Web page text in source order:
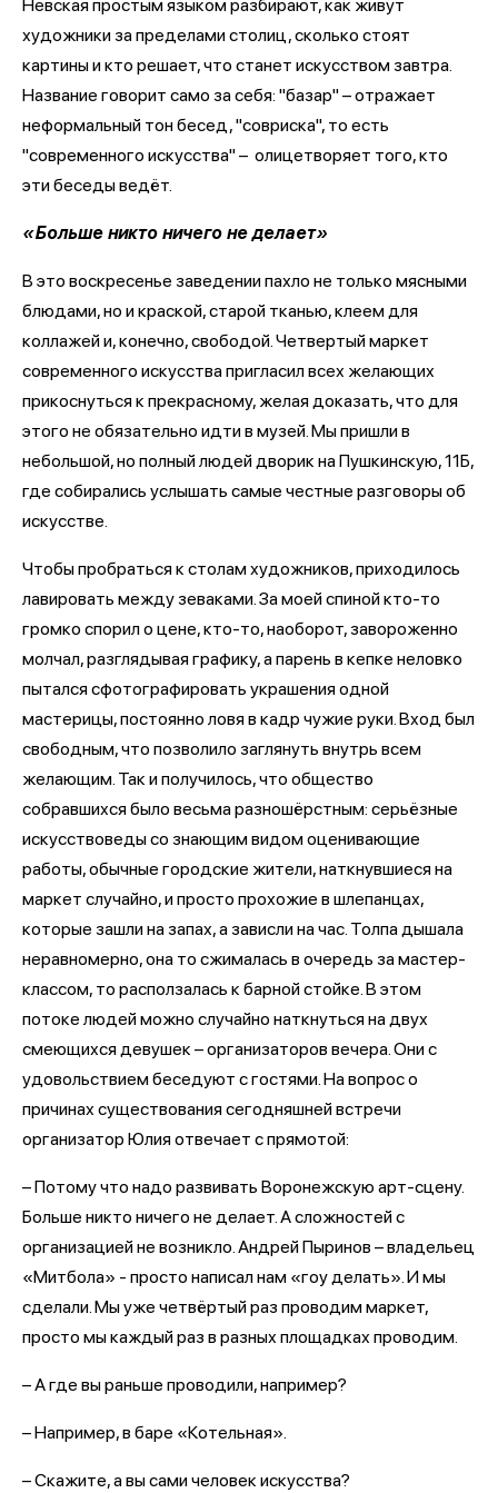
Невская простым языком разбирают, как живут
художники за пределами столиц, сколько стоят
картины и кто решает, что станет искусством завтра.
Название говорит само за себя: "базар" – отражает
неформальный тон бесед, "совриска", то есть
"современного искусства" – олицетворяет того, кто
эти беседы ведёт.
«Больше никто ничего не делает»
В это воскресенье заведении пахло не только мясными
блюдами, но и краской, старой тканью, клеем для
коллажей и, конечно, свободой. Четвертый маркет
современного искусства пригласил всех желающих
прикоснуться к прекрасному, желая доказать, что для
этого не обязательно идти в музей. Мы пришли в
небольшой, но полный людей дворик на Пушкинскую, 11Б,
где собирались услышать самые честные разговоры об
искусстве.
Чтобы пробраться к столам художников, приходилось
лавировать между зеваками. За моей спиной кто-то
громко спорил о цене, кто-то, наоборот, завороженно
молчал, разглядывая графику, а парень в кепке неловко
пытался сфотографировать украшения одной
мастерицы, постоянно ловя в кадр чужие руки. Вход был
свободным, что позволило заглянуть внутрь всем
желающим. Так и получилось, что общество
собравшихся было весьма разношёрстным: серьёзные
искусствоведы со знающим видом оценивающие
работы, обычные городские жители, наткнувшиеся на
маркет случайно, и просто прохожие в шлепанцах,
которые зашли на запах, а зависли на час. Толпа дышала
неравномерно, она то сжималась в очередь за мастер-
классом, то расползалась к барной стойке. В этом
потоке людей можно случайно наткнуться на двух
смеющихся девушек – организаторов вечера. Они с
удовольствием беседуют с гостями. На вопрос о
причинах существования сегодняшней встречи
организатор Юлия отвечает с прямотой:
– Потому что надо развивать Воронежскую арт-сцену.
Больше никто ничего не делает. А сложностей с
организацией не возникло. Андрей Пыринов – владельец
«Митбола» - просто написал нам «гоу делать». И мы
сделали. Мы уже четвёртый раз проводим маркет,
просто мы каждый раз в разных площадках проводим.
– А где вы раньше проводили, например?
– Например, в баре «Котельная».
– Скажите, а вы сами человек искусства?